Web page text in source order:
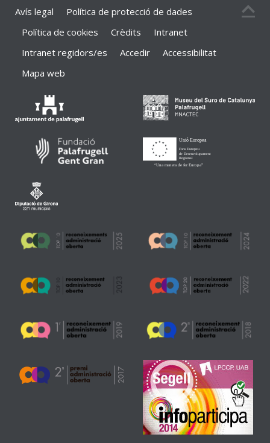
Avís legal
Política de protecció de dades
Política de cookies
Crèdits
Intranet
Intranet regidors/es
Accedir
Accessibilitat
Mapa web